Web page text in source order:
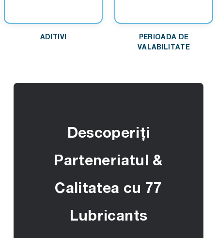
ADITIVI
PERIOADA DE
VALABILITATE
Descoperiți
Parteneriatul &
Calitatea cu 77
Lubricants